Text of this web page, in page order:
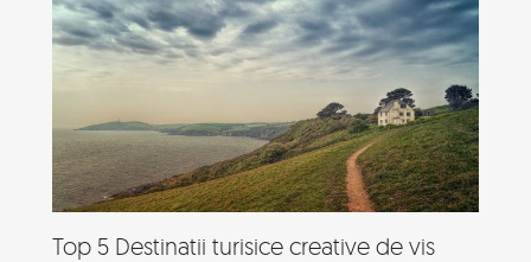
Top 5 Destinatii turisice creative de vis